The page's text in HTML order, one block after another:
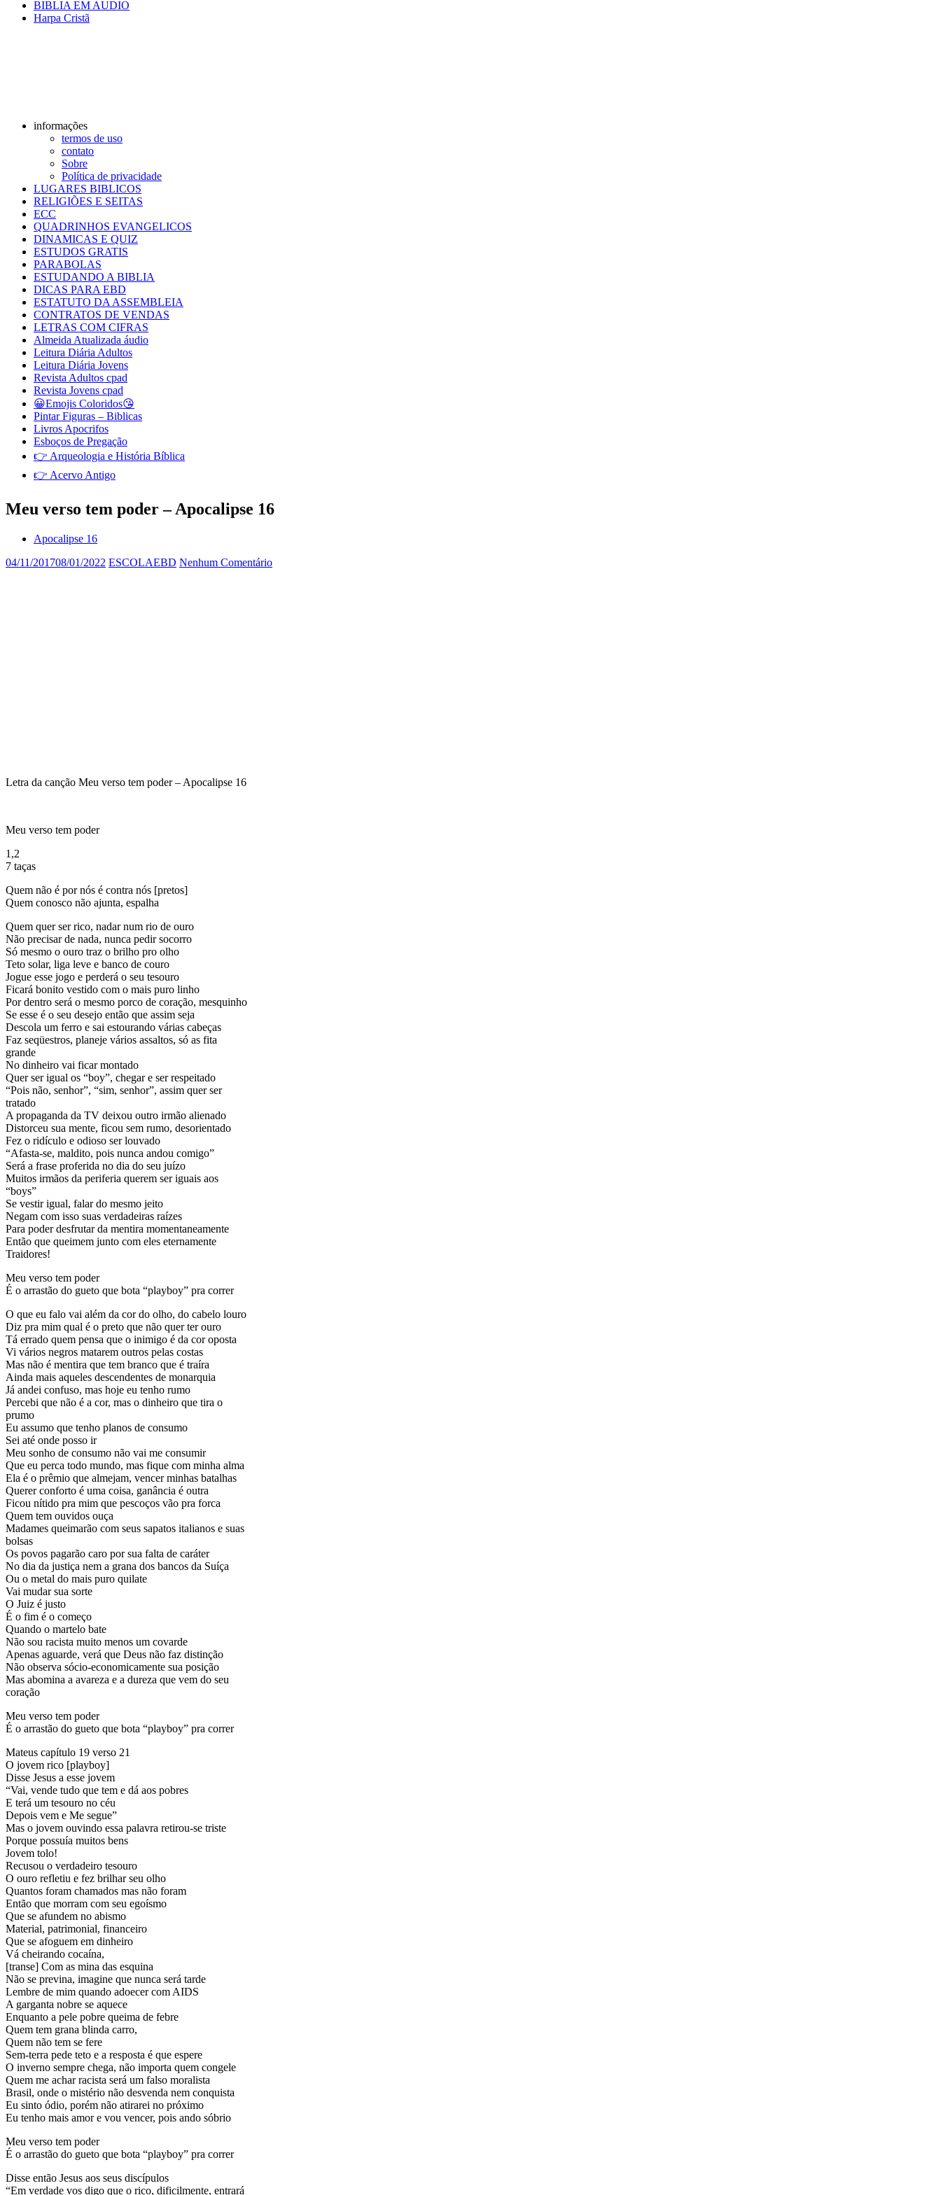
BIBLIA EM AUDIO
Harpa Cristã
informações
termos de uso
contato
Sobre
Política de privacidade
LUGARES BIBLICOS
RELIGIÕES E SEITAS
ECC
QUADRINHOS EVANGELICOS
DINAMICAS E QUIZ
ESTUDOS GRATIS
PARABOLAS
ESTUDANDO A BIBLIA
DICAS PARA EBD
ESTATUTO DA ASSEMBLEIA
CONTRATOS DE VENDAS
LETRAS COM CIFRAS
Almeida Atualizada áudio
Leitura Diária Adultos
Leitura Diária Jovens
Revista Adultos cpad
Revista Jovens cpad
😀Emojis Coloridos😘
Pintar Figuras – Biblicas
Livros Apocrifos
Esboços de Pregação
👉 Arqueologia e História Bíblica
👉 Acervo Antigo
Meu verso tem poder – Apocalipse 16
Apocalipse 16
04/11/201708/01/2022 ESCOLAEBD Nenhum Comentário
Letra da canção Meu verso tem poder – Apocalipse 16
Meu verso tem poder
1,2
7 taças
Quem não é por nós é contra nós [pretos]
Quem conosco não ajunta, espalha
Quem quer ser rico, nadar num rio de ouro
Não precisar de nada, nunca pedir socorro
Só mesmo o ouro traz o brilho pro olho
Teto solar, liga leve e banco de couro
Jogue esse jogo e perderá o seu tesouro
Ficará bonito vestido com o mais puro linho
Por dentro será o mesmo porco de coração, mesquinho
Se esse é o seu desejo então que assim seja
Descola um ferro e sai estourando várias cabeças
Faz seqüestros, planeje vários assaltos, só as fita
grande
No dinheiro vai ficar montado
Quer ser igual os “boy”, chegar e ser respeitado
“Pois não, senhor”, “sim, senhor”, assim quer ser
tratado
A propaganda da TV deixou outro irmão alienado
Distorceu sua mente, ficou sem rumo, desorientado
Fez o ridículo e odioso ser louvado
“Afasta-se, maldito, pois nunca andou comigo”
Será a frase proferida no dia do seu juízo
Muitos irmãos da periferia querem ser iguais aos
“boys”
Se vestir igual, falar do mesmo jeito
Negam com isso suas verdadeiras raízes
Para poder desfrutar da mentira momentaneamente
Então que queimem junto com eles eternamente
Traidores!
Meu verso tem poder
É o arrastão do gueto que bota “playboy” pra correr
O que eu falo vai além da cor do olho, do cabelo louro
Diz pra mim qual é o preto que não quer ter ouro
Tá errado quem pensa que o inimigo é da cor oposta
Vi vários negros matarem outros pelas costas
Mas não é mentira que tem branco que é traíra
Ainda mais aqueles descendentes de monarquia
Já andei confuso, mas hoje eu tenho rumo
Percebi que não é a cor, mas o dinheiro que tira o
prumo
Eu assumo que tenho planos de consumo
Sei até onde posso ir
Meu sonho de consumo não vai me consumir
Que eu perca todo mundo, mas fique com minha alma
Ela é o prêmio que almejam, vencer minhas batalhas
Querer conforto é uma coisa, ganância é outra
Ficou nítido pra mim que pescoços vão pra forca
Quem tem ouvidos ouça
Madames queimarão com seus sapatos italianos e suas
bolsas
Os povos pagarão caro por sua falta de caráter
No dia da justiça nem a grana dos bancos da Suíça
Ou o metal do mais puro quilate
Vai mudar sua sorte
O Juiz é justo
É o fim é o começo
Quando o martelo bate
Não sou racista muito menos um covarde
Apenas aguarde, verá que Deus não faz distinção
Não observa sócio-economicamente sua posição
Mas abomina a avareza e a dureza que vem do seu
coração
Meu verso tem poder
É o arrastão do gueto que bota “playboy” pra correr
Mateus capítulo 19 verso 21
O jovem rico [playboy]
Disse Jesus a esse jovem
“Vai, vende tudo que tem e dá aos pobres
E terá um tesouro no céu
Depois vem e Me segue”
Mas o jovem ouvindo essa palavra retirou-se triste
Porque possuía muitos bens
Jovem tolo!
Recusou o verdadeiro tesouro
O ouro refletiu e fez brilhar seu olho
Quantos foram chamados mas não foram
Então que morram com seu egoísmo
Que se afundem no abismo
Material, patrimonial, financeiro
Que se afoguem em dinheiro
Vá cheirando cocaína,
[transe] Com as mina das esquina
Não se previna, imagine que nunca será tarde
Lembre de mim quando adoecer com AIDS
A garganta nobre se aquece
Enquanto a pele pobre queima de febre
Quem tem grana blinda carro,
Quem não tem se fere
Sem-terra pede teto e a resposta é que espere
O inverno sempre chega, não importa quem congele
Quem me achar racista será um falso moralista
Brasil, onde o mistério não desvenda nem conquista
Eu sinto ódio, porém não atirarei no próximo
Eu tenho mais amor e vou vencer, pois ando sóbrio
Meu verso tem poder
É o arrastão do gueto que bota “playboy” pra correr
Disse então Jesus aos seus discípulos
“Em verdade vos digo que o rico, dificilmente, entrará